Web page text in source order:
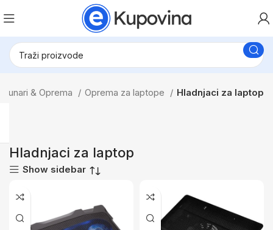
& Oprema Oprema za laptope Hladnjaci za laptop
Hladnjaci za laptop
Show sidebar